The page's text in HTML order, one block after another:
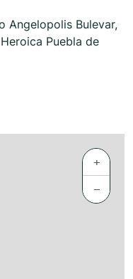
Angelopolis Bulevar,
Puebla de
+
−